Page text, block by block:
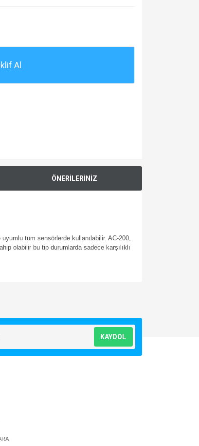
Al
ÖNERİLERİNİZ
uyumlu tüm sensörlerde kullanılabilir. AC-200,
olabilir bu tip durumlarda sadece karşılıklı
KAYDOL